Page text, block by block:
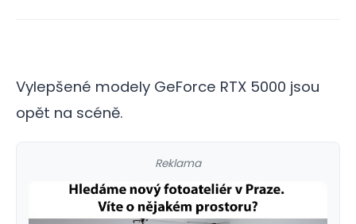
Vylepšené modely GeForce RTX 5000 jsou
opět na scéně.
Reklama